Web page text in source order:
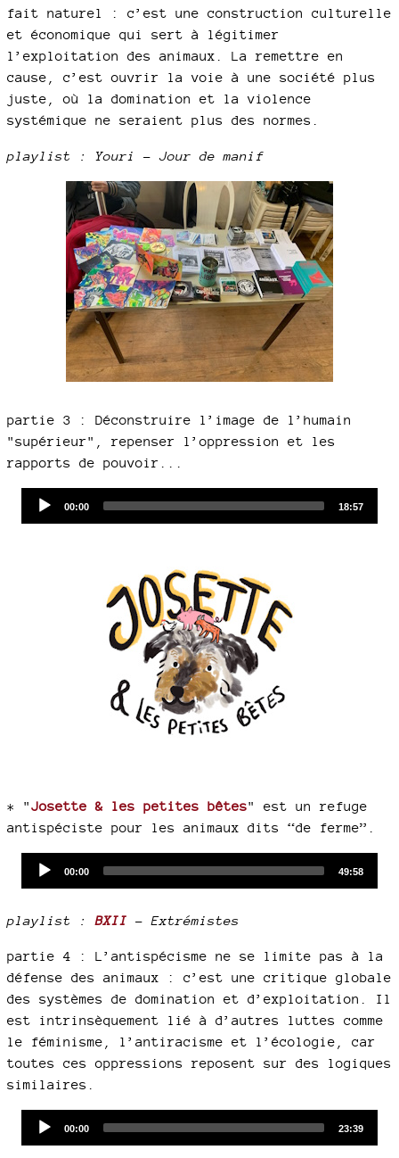
fait naturel : c’est une construction culturelle
et économique qui sert à légitimer
l’exploitation des animaux. La remettre en
cause, c’est ouvrir la voie à une société plus
juste, où la domination et la violence
systémique ne seraient plus des normes.
playlist : Youri - Jour de manif
partie 3 : Déconstruire l’image de l’humain
"supérieur", repenser l’oppression et les
rapports de pouvoir...
Current
00:00
Total
18:57
* "Josette & les petites bêtes" est un refuge
antispéciste pour les animaux dits “de ferme”.
Current
00:00
Total
49:58
playlist :BXII - Extrémistes
partie 4 : L’antispécisme ne se limite pas à la
défense des animaux : c’est une critique globale
des systèmes de domination et d’exploitation. Il
est intrinsèquement lié à d’autres luttes comme
le féminisme, l’antiracisme et l’écologie, car
toutes ces oppressions reposent sur des logiques
similaires.
Current
00:00
Total
23:39